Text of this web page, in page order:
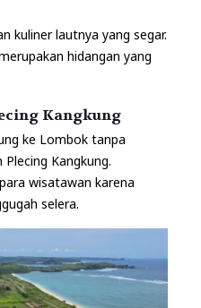
kuliner lautnya yang segar.
hidangan yang
Kangkung
ke Lombok tanpa
Kangkung.
wisatawan karena
selera.